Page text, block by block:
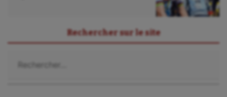
Rechercher sur le site